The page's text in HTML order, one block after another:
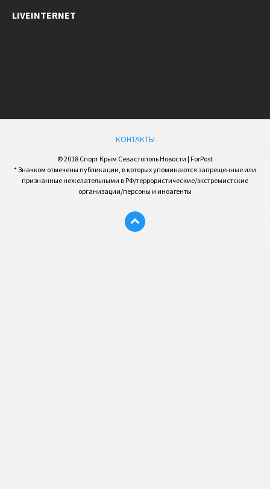
LIVEINTERNET
КОНТАКТЫ
© 2018 Спорт Крым Севастополь Новости | ForPost
* Значком отмечены публикации, в которых упоминаются запрещенные или
признанные нежелательными в РФ/террористические/экстремистские
организации/персоны и иноагенты